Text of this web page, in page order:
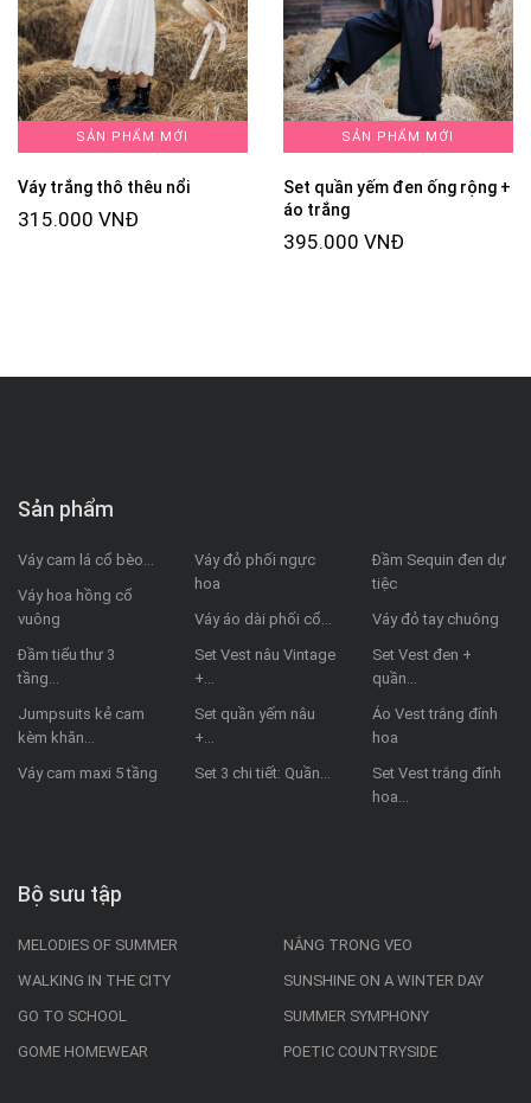
SẢN PHẨM MỚI
Váy trắng thô thêu nổi
315.000 VNĐ
SẢN PHẨM MỚI
Set quần yếm đen ống rộng +
áo trắng
395.000 VNĐ
Sản phẩm
Váy cam lá cổ bèo...
Váy hoa hồng cổ
vuông
Đầm tiểu thư 3
tầng...
Jumpsuits kẻ cam
kèm khăn...
Váy cam maxi 5 tầng
Váy đỏ phối ngực
hoa
Váy áo dài phối cổ...
Set Vest nâu Vintage
+...
Set quần yếm nâu
+...
Set 3 chi tiết: Quần...
Đầm Sequin đen dự
tiệc
Váy đỏ tay chuông
Set Vest đen +
quần...
Áo Vest trắng đính
hoa
Set Vest trắng đính
hoa...
Bộ sưu tập
MELODIES OF SUMMER
WALKING IN THE CITY
GO TO SCHOOL
GOME HOMEWEAR
NẮNG TRONG VEO
SUNSHINE ON A WINTER DAY
SUMMER SYMPHONY
POETIC COUNTRYSIDE